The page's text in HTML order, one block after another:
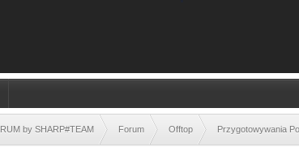
by SHARP#TEAM Forum Offtop Przygotowywania